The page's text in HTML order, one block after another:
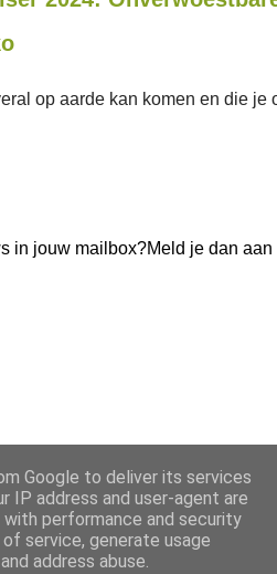
op aarde kan komen en die je
in jouw mailbox?Meld je dan aan
Google to deliver its services
IP address and user-agent are
performance and security
service, generate usage
address abuse.